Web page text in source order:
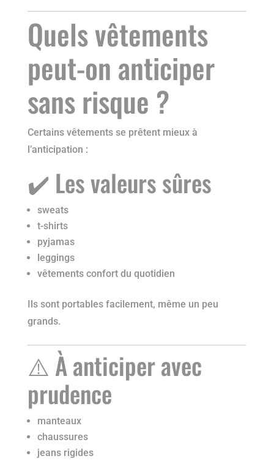
Quels vêtements
peut-on anticiper
sans risque ?
Certains vêtements se prêtent mieux à
l’anticipation :
✔️ Les valeurs sûres
sweats
t-shirts
pyjamas
leggings
vêtements confort du quotidien
Ils sont portables facilement, même un peu
grands.
⚠️ À anticiper avec
prudence
manteaux
chaussures
jeans rigides